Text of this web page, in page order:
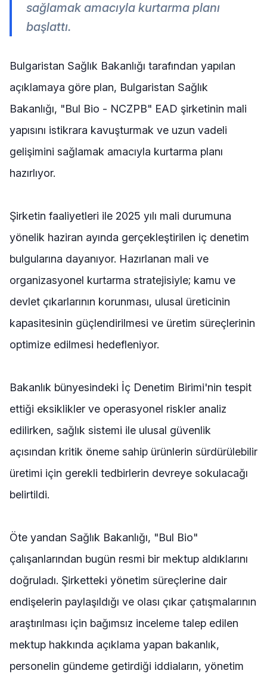
sağlamak amacıyla kurtarma planı
başlattı.
Bulgaristan Sağlık Bakanlığı tarafından yapılan
açıklamaya göre plan, Bulgaristan Sağlık
Bakanlığı, "Bul Bio - NCZPB" EAD şirketinin mali
yapısını istikrara kavuşturmak ve uzun vadeli
gelişimini sağlamak amacıyla kurtarma planı
hazırlıyor.
Şirketin faaliyetleri ile 2025 yılı mali durumuna
yönelik haziran ayında gerçekleştirilen iç denetim
bulgularına dayanıyor. Hazırlanan mali ve
organizasyonel kurtarma stratejisiyle; kamu ve
devlet çıkarlarının korunması, ulusal üreticinin
kapasitesinin güçlendirilmesi ve üretim süreçlerinin
optimize edilmesi hedefleniyor.
Bakanlık bünyesindeki İç Denetim Birimi'nin tespit
ettiği eksiklikler ve operasyonel riskler analiz
edilirken, sağlık sistemi ile ulusal güvenlik
açısından kritik öneme sahip ürünlerin sürdürülebilir
üretimi için gerekli tedbirlerin devreye sokulacağı
belirtildi.
Öte yandan Sağlık Bakanlığı, "Bul Bio"
çalışanlarından bugün resmi bir mektup aldıklarını
doğruladı. Şirketteki yönetim süreçlerine dair
endişelerin paylaşıldığı ve olası çıkar çatışmalarının
araştırılması için bağımsız inceleme talep edilen
mektup hakkında açıklama yapan bakanlık,
personelin gündeme getirdiği iddiaların, yönetim